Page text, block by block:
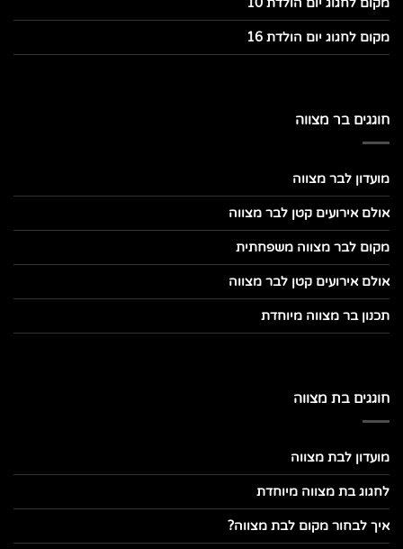
מקום לחגוג יום הולדת 16
חוגגים בר מצווה
מועדון לבר מצווה
אולם אירועים קטן לבר מצווה
מקום לבר מצווה משפחתית
אולם אירועים קטן לבר מצווה
תכנון בר מצווה מיוחדת
חוגגים בת מצווה
מועדון לבת מצווה
לחגוג בת מצווה מיוחדת
איך לבחור מקום לבת מצווה?